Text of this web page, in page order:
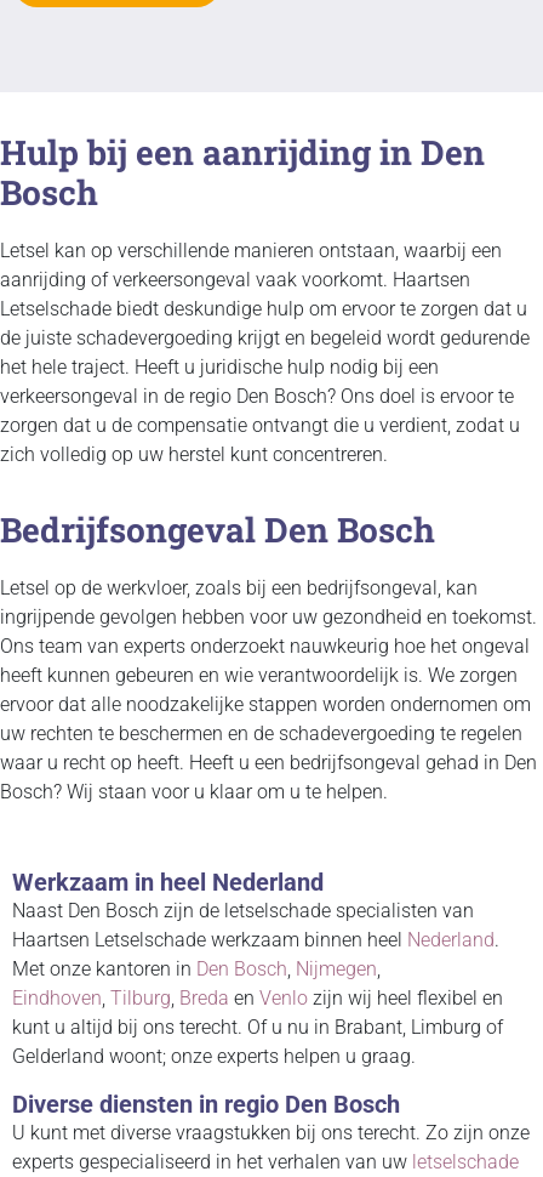
Hulp bij een aanrijding in Den
Bosch
Letsel kan op verschillende manieren ontstaan, waarbij een
aanrijding of verkeersongeval vaak voorkomt. Haartsen
Letselschade biedt deskundige hulp om ervoor te zorgen dat u
de juiste schadevergoeding krijgt en begeleid wordt gedurende
het hele traject. Heeft u juridische hulp nodig bij een
verkeersongeval in de regio Den Bosch? Ons doel is ervoor te
zorgen dat u de compensatie ontvangt die u verdient, zodat u
zich volledig op uw herstel kunt concentreren.
Bedrijfsongeval Den Bosch
Letsel op de werkvloer, zoals bij een bedrijfsongeval, kan
ingrijpende gevolgen hebben voor uw gezondheid en toekomst.
Ons team van experts onderzoekt nauwkeurig hoe het ongeval
heeft kunnen gebeuren en wie verantwoordelijk is. We zorgen
ervoor dat alle noodzakelijke stappen worden ondernomen om
uw rechten te beschermen en de schadevergoeding te regelen
waar u recht op heeft. Heeft u een bedrijfsongeval gehad in Den
Bosch? Wij staan voor u klaar om u te helpen.
Werkzaam in heel Nederland
Naast Den Bosch zijn de letselschade specialisten van
Haartsen Letselschade werkzaam binnen heel Nederland.
Met onze kantoren in Den Bosch, Nijmegen,
Eindhoven, Tilburg, Breda en Venlo zijn wij heel flexibel en
kunt u altijd bij ons terecht. Of u nu in Brabant, Limburg of
Gelderland woont; onze experts helpen u graag.
Diverse diensten in regio Den Bosch
U kunt met diverse vraagstukken bij ons terecht. Zo zijn onze
experts gespecialiseerd in het verhalen van uw letselschade